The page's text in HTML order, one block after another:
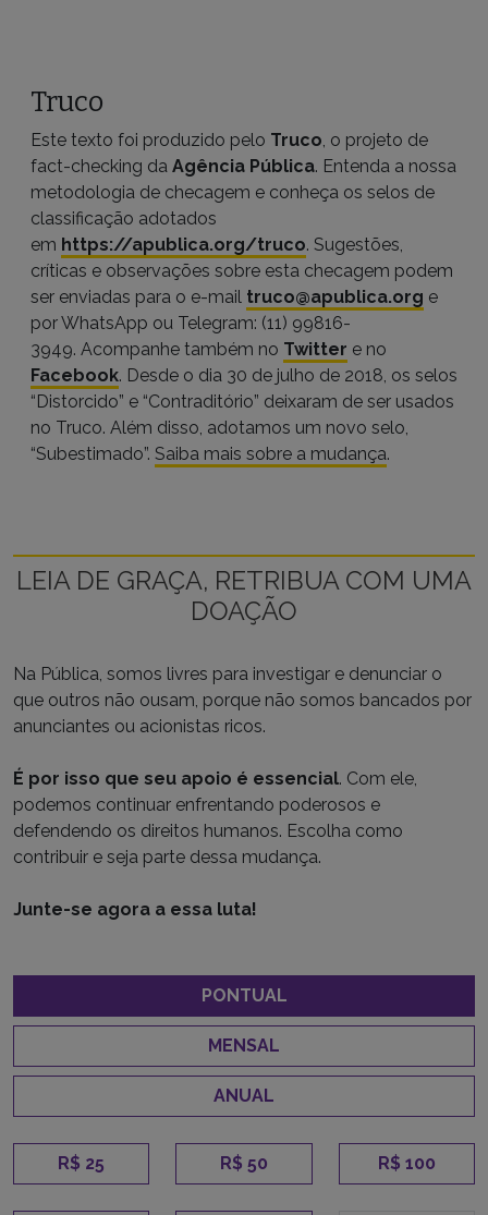
Truco
Este texto foi produzido pelo Truco , o projeto de
fact-checking da Agência Pública. Entenda a nossa
metodologia de checagem e conheça os selos de
classificação adotados
em https://apublica.org/truco. Sugestões,
críticas e observações sobre esta checagem podem
ser enviadas para o e-mail truco@apublica.org e
por WhatsApp ou Telegram: (11) 99816-
3949. Acompanhe também no Twitter e no
Facebook. Desde o dia 30 de julho de 2018, os selos
“Distorcido” e “Contraditório” deixaram de ser usados
no Truco. Além disso, adotamos um novo selo,
“Subestimado”. Saiba mais sobre a mudança.
LEIA DE GRAÇA, RETRIBUA COM UMA
DOAÇÃO
Na Pública, somos livres para investigar e denunciar o
que outros não ousam, porque não somos bancados por
anunciantes ou acionistas ricos.
É por isso que seu apoio é essencial. Com ele,
podemos continuar enfrentando poderosos e
defendendo os direitos humanos. Escolha como
contribuir e seja parte dessa mudança.
Junte-se agora a essa luta!
PONTUAL
MENSAL
ANUAL
R$ 25 R$ 50 R$ 100